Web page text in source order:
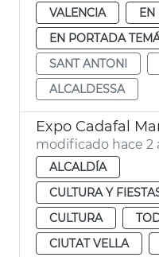
VALENCIA
EN
EN PORTADA
SANT ANTONI
ALCALDESSA
Expo Cadafal
modificado hace 2
ALCALDÍA
CULTURA Y
CULTURA
CIUTAT VELLA